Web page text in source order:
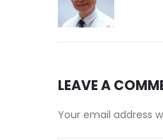
LEAVE A
Your email address